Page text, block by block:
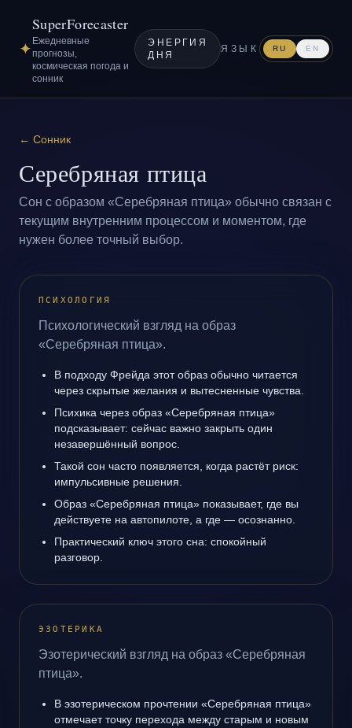
✦
SuperForecaster
Ежедневные
прогнозы,
космическая погода и
сонник
ЭНЕРГИЯ
ДНЯ
ЯЗЫК RU EN
← Сонник
Серебряная птица
Сон с образом «Серебряная птица» обычно связан с
текущим внутренним процессом и моментом, где
нужен более точный выбор.
ПСИХОЛОГИЯ
Психологический взгляд на образ
«Серебряная птица».
В подходу Фрейда этот образ обычно читается
через скрытые желания и вытесненные чувства.
Психика через образ «Серебряная птица»
подсказывает: сейчас важно закрыть один
незавершённый вопрос.
Такой сон часто появляется, когда растёт риск:
импульсивные решения.
Образ «Серебряная птица» показывает, где вы
действуете на автопилоте, а где — осознанно.
Практический ключ этого сна: спокойный
разговор.
ЭЗОТЕРИКА
Эзотерический взгляд на образ «Серебряная
птица».
В эзотерическом прочтении «Серебряная птица»
отмечает точку перехода между старым и новым